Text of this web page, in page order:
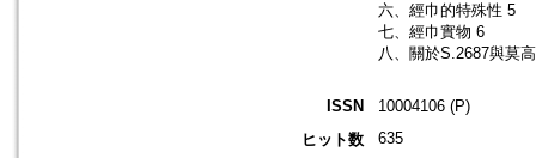
六、經巾的特殊性 5
七、經巾實物 6
八、關於S.2687與莫
ISSN
10004106 (P)
ヒット数
635